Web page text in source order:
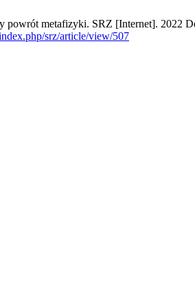
powrót metafizyki. SRZ [Internet]. 2022
srz/article/view/507